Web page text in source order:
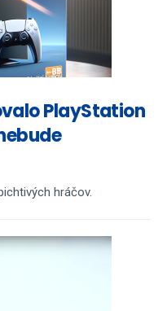
PlayStation
hráčov.